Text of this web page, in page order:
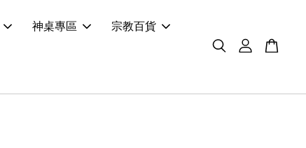
神桌專區 宗教百貨